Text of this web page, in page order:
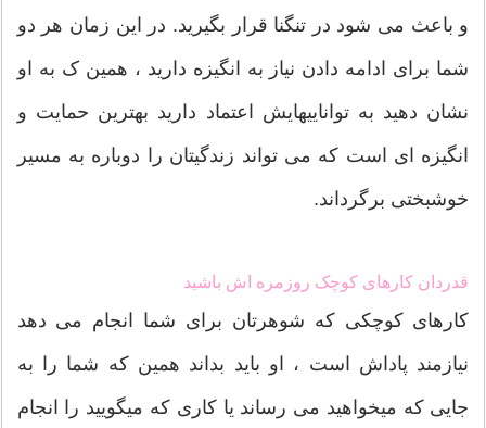
و باعث می شود در تنگنا قرار بگیرید. در این زمان هر دو
شما برای ادامه دادن نیاز به انگیزه دارید ، همین ک به او
نشان دهید به تواناییهایش اعتماد دارید بهترین حمایت و
انگیزه ای است که می تواند زندگیتان را دوباره به مسیر
خوشبختی برگرداند.
قدردان کارهای کوچک روزمره اش باشید
کارهای کوچکی که شوهرتان برای شما انجام می دهد
نیازمند پاداش است ، او باید بداند همین که شما را به
جایی که میخواهید می رساند یا کاری که میگویید را انجام